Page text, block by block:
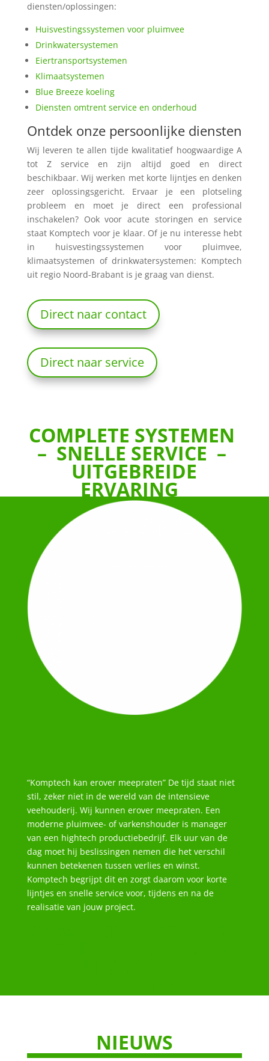
diensten/oplossingen:
Huisvestingssystemen voor pluimvee
Drinkwatersystemen
Eiertransportsystemen
Klimaatsystemen
Blue Breeze koeling
Diensten omtrent service en onderhoud
Ontdek onze persoonlijke diensten
Wij leveren te allen tijde kwalitatief hoogwaardige A
tot Z service en zijn altijd goed en direct
beschikbaar. Wij werken met korte lijntjes en denken
zeer oplossingsgericht. Ervaar je een plotseling
probleem en moet je direct een professional
inschakelen? Ook voor acute storingen en service
staat Komptech voor je klaar. Of je nu interesse hebt
in huisvestingssystemen voor pluimvee,
klimaatsystemen of drinkwatersystemen: Komptech
uit regio Noord-Brabant is je graag van dienst.
Direct naar contact
Direct naar service
COMPLETE SYSTEMEN
– SNELLE SERVICE –
UITGEBREIDE
ERVARING
“Komptech kan erover meepraten” De tijd staat niet
stil, zeker niet in de wereld van de intensieve
veehouderij. Wij kunnen erover meepraten. Een
moderne pluimvee- of varkenshouder is manager
van een hightech productiebedrijf. Elk uur van de
dag moet hij beslissingen nemen die het verschil
kunnen betekenen tussen verlies en winst.
Komptech begrijpt dit en zorgt daarom voor korte
lijntjes en snelle service voor, tijdens en na de
realisatie van jouw project.
NIEUWS